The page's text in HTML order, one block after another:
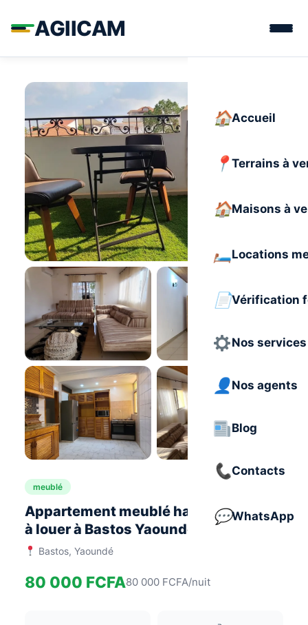
AGIICAM
Accueil
Terrains à
Maisons à
Locations
Vérification
Nos services
Nos agents
Blog
Contacts
WhatsApp
+1 photos
meublé
Appartement meublé haut-standing
à louer à Bastos Yaoundé
Bastos, Yaoundé
80 000 FCFA80 000 FCFA/nuit